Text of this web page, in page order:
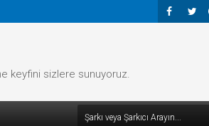
keyfini sizlere sunuyoruz.